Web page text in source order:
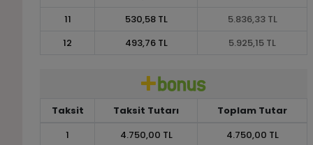
11
530,58 TL
5.836,33 TL
12
493,76 TL 5.925,15 TL
Taksit Taksit Tutarı
Toplam Tutar
1
4.750,00 TL
4.750,00 TL